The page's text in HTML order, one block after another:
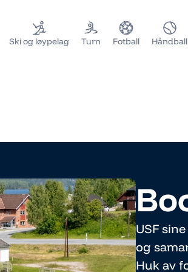
Ski og løypelag Turn Fotball Håndball
USF
og
Huk av